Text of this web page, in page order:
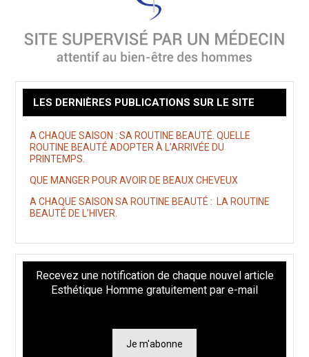
LES DERNIÈRES PUBLICATIONS SUR LE SITE
A CHAQUE SAISON : SA ROUTINE BEAUTÉ. QUELLE
ROUTINE BEAUTÉ ADOPTER À L’ARRIVÉE DU
PRINTEMPS.
QUE MANGER POUR AVOIR DE BEAUX CHEVEUX
A CHAQUE SAISON SA ROUTINE BEAUTÉ : LA ROUTINE
BEAUTÉ DE L’HIVER.
Recevez une notification de chaque nouvel article
Esthétique Homme gratuitement par e-mail
Je m'abonne